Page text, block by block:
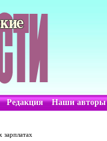
Редакция Наши авторы
зарплатах